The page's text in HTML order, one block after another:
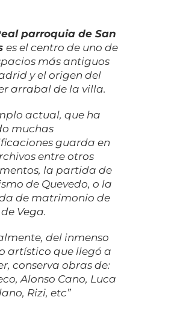
parroquia de San
es el centro de uno de
más antiguos
y el origen del
arrabal de la villa.
actual, que ha
muchas
guarda en
entre otros
la partida de
de Quevedo, o la
de matrimonio de
Vega.
del inmenso
artístico que llegó a
conserva obras de:
Alonso Cano, Luca
Rizi, etc”